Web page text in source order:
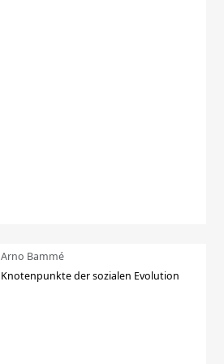
Arno Bammé
Knotenpunkte der sozialen Evolution